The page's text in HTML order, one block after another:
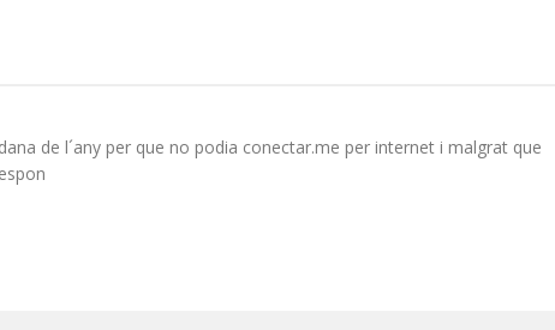
de l´any per que no podia conectar.me per internet i malgrat que